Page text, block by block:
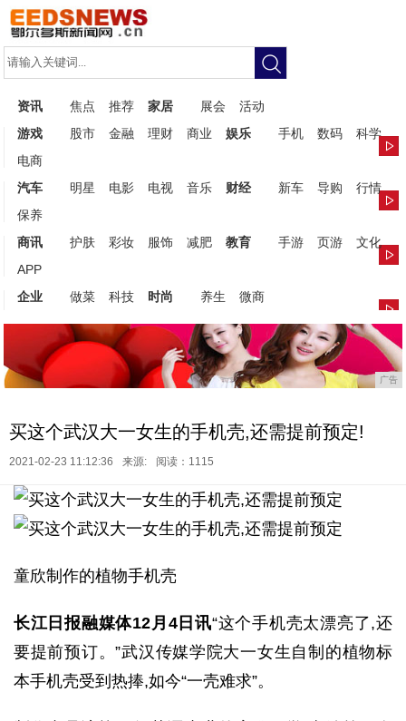
资讯 焦点 推荐 家居 展会
活动
游戏
股市 金融 理财 商业 娱乐 手机 数码
科学
电商
汽车
明星 电影 电视 音乐 财经 新车 导购
行情
保养
商讯
护肤 彩妆 服饰 减肥 教育 手游 页游
文化
APP
企业
做菜 科技 时尚 养生 微商
广告
买这个武汉大一女生的手机壳,还需提前预定!
2021-02-23 11:12:36 来源: 阅读：1115
童欣制作的植物手机壳
长江日报融媒体12月4日讯“这个手机壳太漂亮了,还
要提前预订。”武汉传媒学院大一女生自制的植物标
本手机壳受到热捧,如今“一壳难求”。